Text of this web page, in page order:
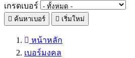
เกรดเบอร์
ค้นหาเบอร์ เริ่มใหม่
หน้าหลัก
เบอร์มงคล